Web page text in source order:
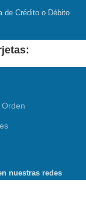
de Crédito o Débito
nuestras redes